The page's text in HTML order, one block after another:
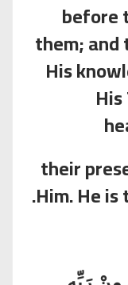
before
them; and
His
their
Him. He